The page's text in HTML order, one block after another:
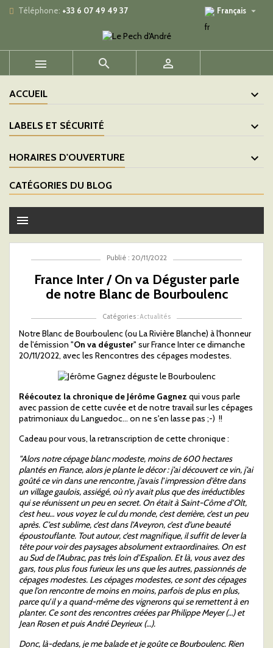
Téléphone: +33 6 07 49 49 37 Français 
  
ACCUEIL
LABELS ET SÉCURITÉ
HORAIRES D'OUVERTURE
CATÉGORIES DU BLOG
menu
Publié : 20/11/2022
France Inter / On va Déguster parle
de notre Blanc de Bourboulenc
Catégories : Actualités
Notre Blanc de Bourboulenc (ou La Rivière Blanche) à l'honneur
de l'émission "On va déguster" sur France Inter ce dimanche
20/11/2022, avec les Rencontres des cépages modestes.
Réécoutez la chronique de Jérôme Gagnez qui vous parle
avec passion de cette cuvée et de notre travail sur les cépages
patrimoniaux du Languedoc... on ne s'en lasse pas ;-) !!
Cadeau pour vous, la retranscription de cette chronique :
"Alors notre cépage blanc modeste, moins de 600 hectares
plantés en France, alors je plante le décor : j’ai découvert ce vin, j’ai
goûté ce vin dans une rencontre, j’avais l’impression d’être dans
un village gaulois, assiégé, où n’y avait plus que des irréductibles
qui se réunissent un peu en secret. On était à Saint-Côme d’Olt,
c’est heu… vous voyez le cul du monde, c’est derrière, c’est un peu
après. C’est sublime, c’est dans l’Aveyron, c’est d’une beauté
époustouflante. Tout autour, c’est magnifique, il suffit de lever la
tête pour voir des paysages absolument extraordinaires. On est
au Sud de l’Aubrac, pas très loin d’Espalion. Et là, vous avez des
gars, tous plus fous furieux les uns que les autres, passionnés de
cépages modestes. Les cépages modestes, ce sont des cépages
que l’on rencontre de moins en moins, parfois de plus en plus,
parce qu’il y a quand-même des vignerons qui se remettent à en
planter. Ce sont des rencontres créées par Philippe Meyer (…) et
Jean Rosen et puis André Deyrieux (…).
Donc, là-dedans, je me balade et je goûte ce Bourboulenc. Rien